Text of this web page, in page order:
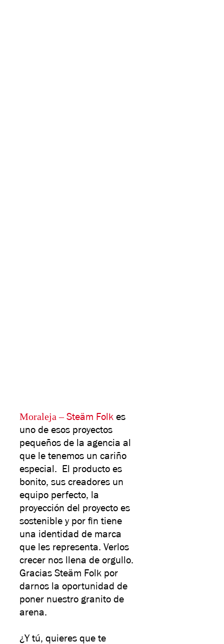
Moraleja – Steäm Folk es
uno de esos proyectos
pequeños de la agencia al
que le tenemos un cariño
especial. El producto es
bonito, sus creadores un
equipo perfecto, la
proyección del proyecto es
sostenible y por fin tiene
una identidad de marca
que les representa. Verlos
crecer nos llena de orgullo.
Gracias Steäm Folk por
darnos la oportunidad de
poner nuestro granito de
arena.
¿Y tú, quieres que te